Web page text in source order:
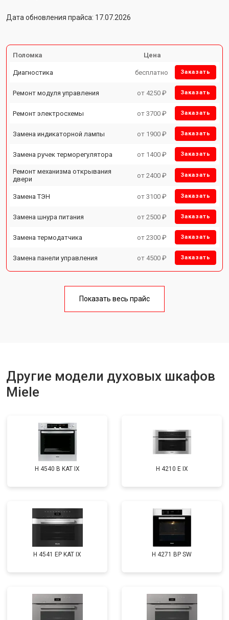
Дата обновления прайса: 17.07.2026
Поломка Цена
Диагностика бесплатно Заказать
Ремонт модуля управления от 4250 ₽ Заказать
Ремонт электросхемы от 3700 ₽ Заказать
Замена индикаторной лампы от 1900 ₽ Заказать
Замена ручек терморегулятора от 1400 ₽ Заказать
Ремонт механизма открывания
двери
от 2400 ₽ Заказать
Замена ТЭН от 3100 ₽ Заказать
Замена шнура питания от 2500 ₽ Заказать
Замена термодатчика от 2300 ₽ Заказать
Замена панели управления от 4500 ₽ Заказать
Показать весь прайс
Другие модели духовых шкафов
Miele
H 4540 B KAT IX H 4210 E IX
H 4541 EP KAT IX H 4271 BP SW